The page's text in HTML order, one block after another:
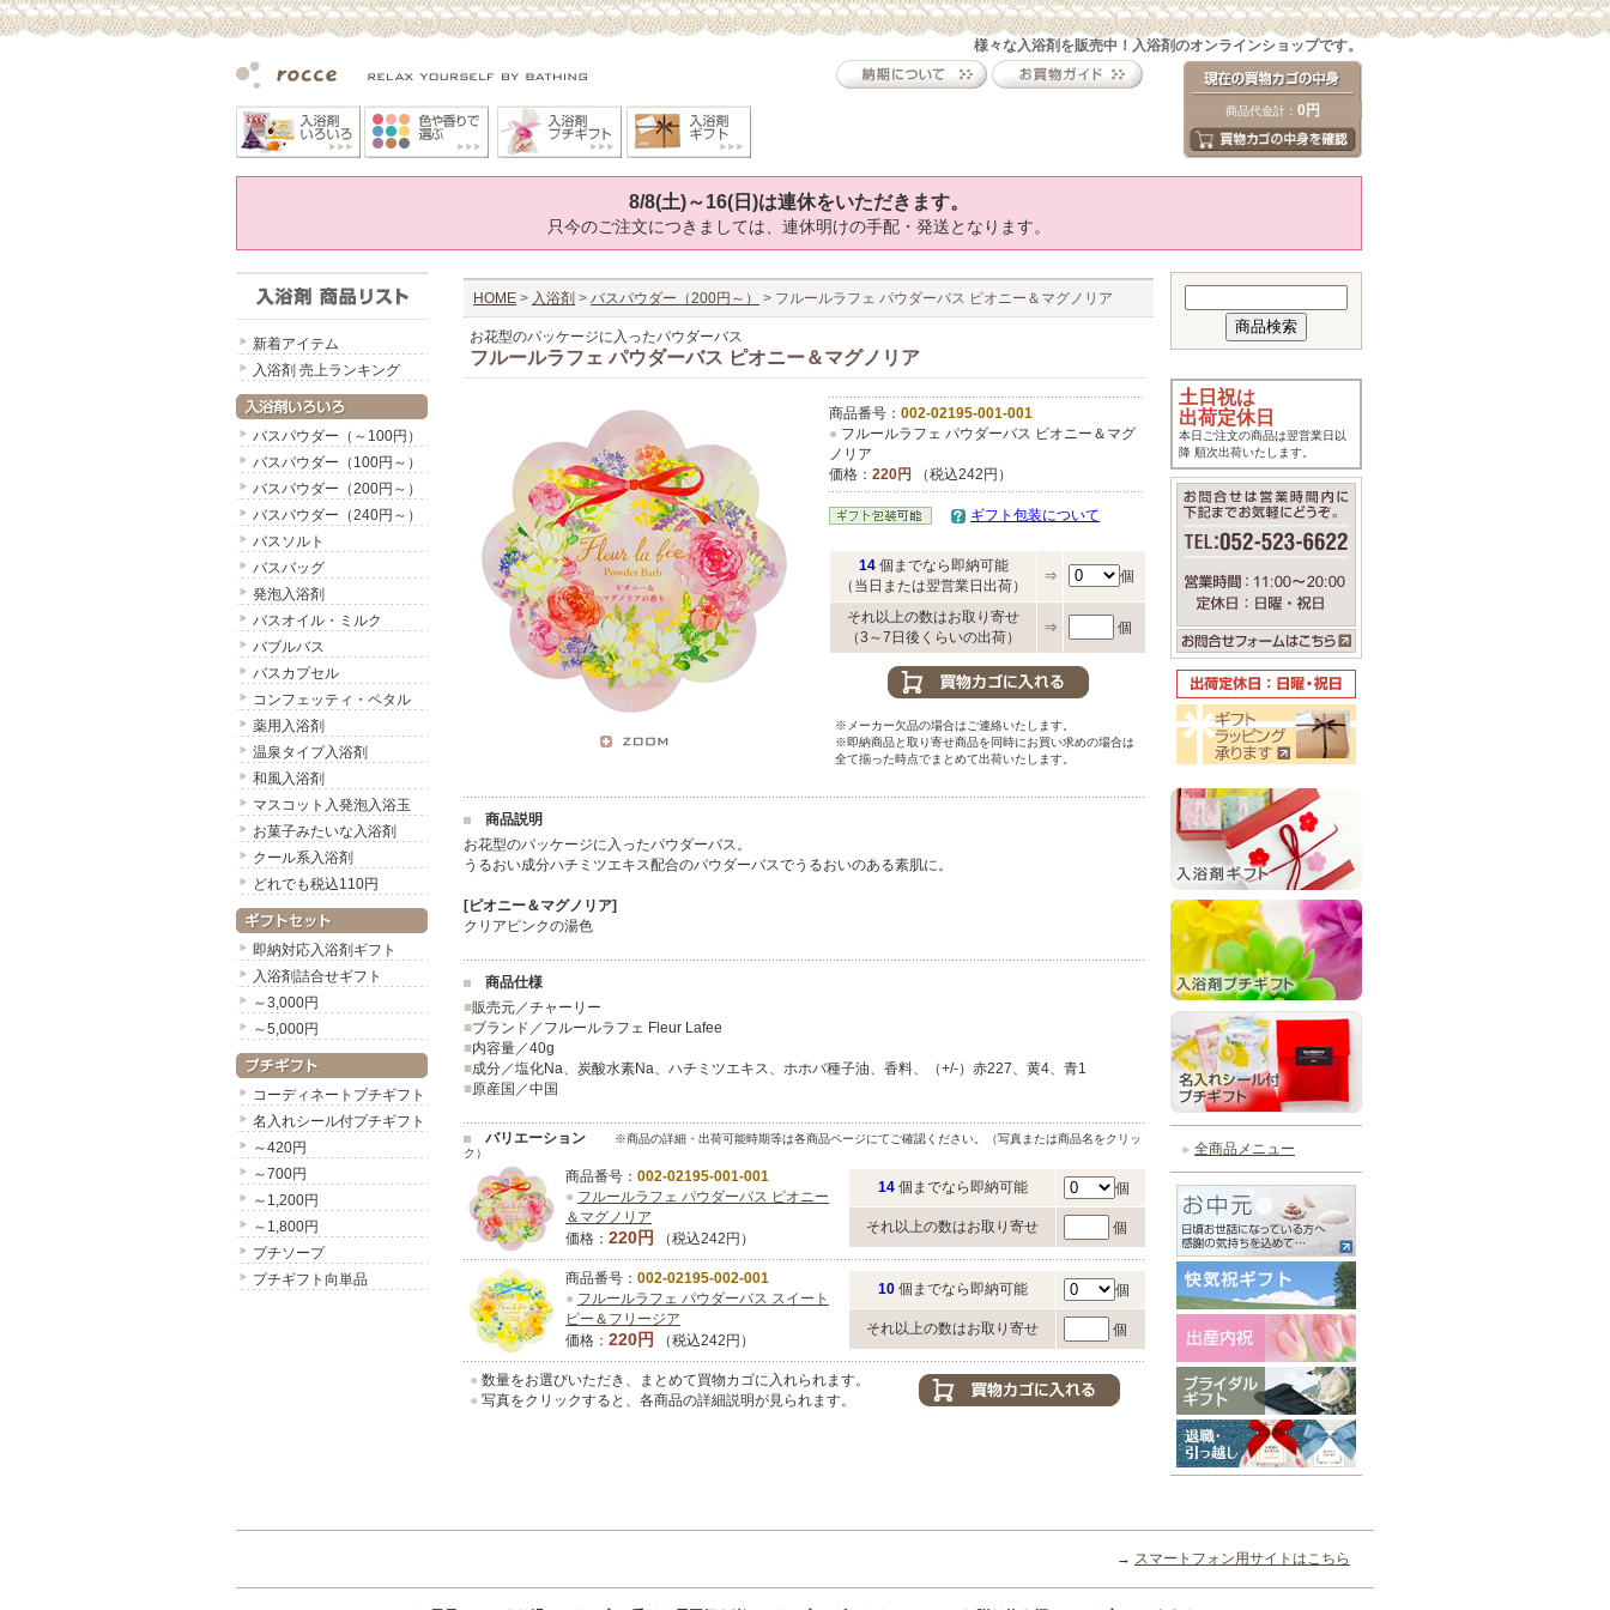
様々な入浴剤を販売中！入浴剤のオンラインショップです。
商品代金計： 0円
8/8(土)～16(日)は連休をいただきます。
只今のご注文につきましては、連休明けの手配・発送となります。
新着アイテム
入浴剤 売上ランキング
バスパウダー（～100円）
バスパウダー（100円～）
バスパウダー（200円～）
バスパウダー（240円～）
バスソルト
バスバッグ
発泡入浴剤
バスオイル・ミルク
バブルバス
バスカプセル
コンフェッティ・ペタル
薬用入浴剤
温泉タイプ入浴剤
和風入浴剤
マスコット入発泡入浴玉
お菓子みたいな入浴剤
クール系入浴剤
どれでも税込110円
即納対応入浴剤ギフト
入浴剤詰合せギフト
～3,000円
～5,000円
コーディネートプチギフト
名入れシール付プチギフト
～420円
～700円
～1,200円
～1,800円
プチソープ
プチギフト向単品
HOME > 入浴剤 > バスパウダー（200円～） > フルールラフェ パウダーバス ピオニー＆マグノリア
お花型のパッケージに入ったパウダーバス
フルールラフェ パウダーバス ピオニー＆マグノリア
商品番号： 002-02195-001-001
● フルールラフェ パウダーバス ピオニー＆マグ
ノリア
価格： 220円 （税込242円）
ギフト包装について
14 個までなら即納可能
（当日または翌営業日出荷）
⇒ 個
それ以上の数はお取り寄せ
（3～7日後くらいの出荷）
⇒ 個
※メーカー欠品の場合はご連絡いたします。
※即納商品と取り寄せ商品を同時にお買い求めの場合は
全て揃った時点でまとめて出荷いたします。
商品説明
お花型のパッケージに入ったパウダーバス。
うるおい成分ハチミツエキス配合のパウダーバスでうるおいのある素肌に。
[ピオニー＆マグノリア]
クリアピンクの湯色
商品仕様
■販売元／チャーリー
■ブランド／フルールラフェ Fleur Lafee
■内容量／40g
■成分／塩化Na、炭酸水素Na、ハチミツエキス、ホホバ種子油、香料、（+/-）赤227、黄4、青1
■原産国／中国
バリエーション
※商品の詳細・出荷可能時期等は各商品ページにてご確認ください。（写真または商品名をクリッ
ク）
商品番号： 002-02195-001-001
● フルールラフェ パウダーバス ピオニー
＆マグノリア
価格： 220円 （税込242円）
14 個までなら即納可能 個
それ以上の数はお取り寄せ 個
商品番号： 002-02195-002-001
● フルールラフェ パウダーバス スイート
ピー＆フリージア
価格： 220円 （税込242円）
10 個までなら即納可能 個
それ以上の数はお取り寄せ 個
● 数量をお選びいただき、まとめて買物カゴに入れられます。
● 写真をクリックすると、各商品の詳細説明が見られます。
土日祝は
出荷定休日
本日ご注文の商品は翌営業日以
降 順次出荷いたします。
全商品メニュー
→ スマートフォン用サイトはこちら